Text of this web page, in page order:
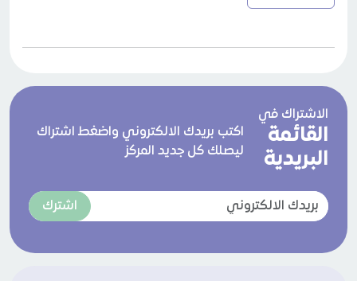
الاشتراك في
القائمة
البريدية
اكتب بريدك الالكتروني واضغط اشتراك
ليصلك كل جديد المركز
اشترك